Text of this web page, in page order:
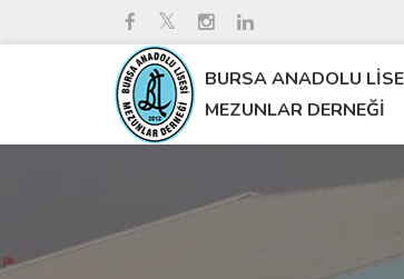
BURSA ANADOLU
MEZUNLAR DERNEĞİ